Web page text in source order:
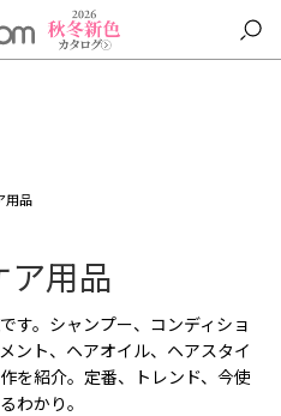
用品
ア用品
す。シャンプー、コンディショ
ント、ヘアオイル、ヘアスタイ
を紹介。定番、トレンド、今使
わかり。